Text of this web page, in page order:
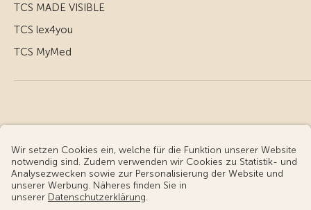
TCS MADE VISIBLE
TCS lex4you
TCS MyMed
© Touring Club Schweiz